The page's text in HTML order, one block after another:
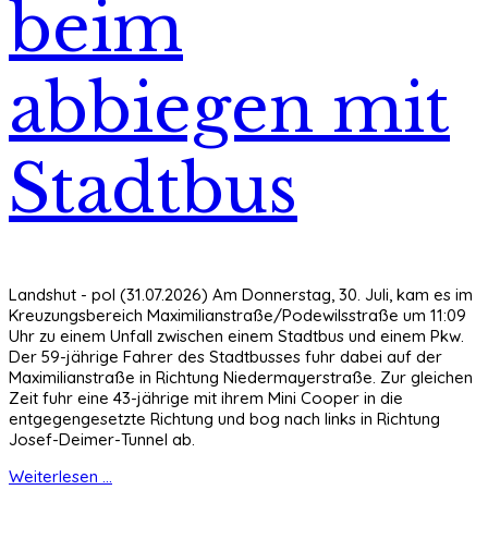
beim
abbiegen mit
Stadtbus
Landshut - pol (31.07.2026) Am Donnerstag, 30. Juli, kam es im
Kreuzungsbereich Maximilianstraße/Podewilsstraße um 11:09
Uhr zu einem Unfall zwischen einem Stadtbus und einem Pkw.
Der 59-jährige Fahrer des Stadtbusses fuhr dabei auf der
Maximilianstraße in Richtung Niedermayerstraße. Zur gleichen
Zeit fuhr eine 43-jährige mit ihrem Mini Cooper in die
entgegengesetzte Richtung und bog nach links in Richtung
Josef-Deimer-Tunnel ab.
Weiterlesen ...